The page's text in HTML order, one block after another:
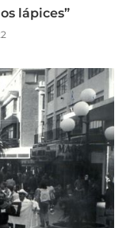
lápices”